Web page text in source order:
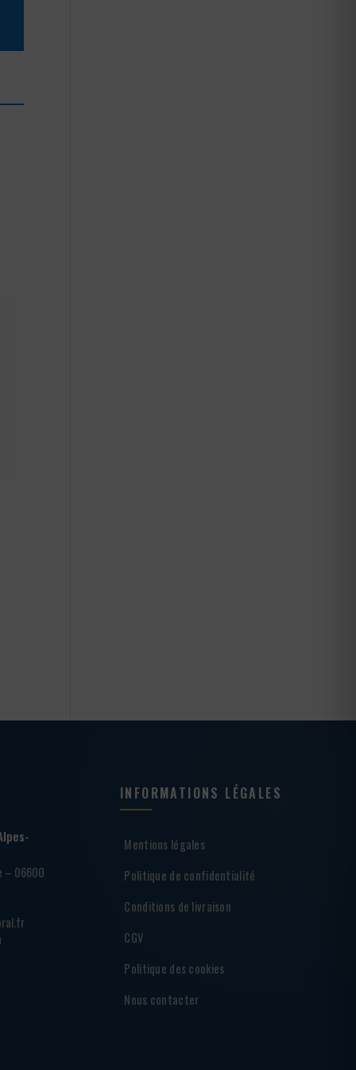
– 06600
INFORMATIONS LÉGALES
Mentions légales
Politique de confidentialité
Conditions de livraison
CGV
Politique des cookies
Nous contacter